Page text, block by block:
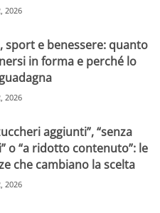
2026
sport e benessere: quanto
in forma e perché lo
2026
aggiunti”, “senza
o “a ridotto contenuto”: le
che cambiano la scelta
2026